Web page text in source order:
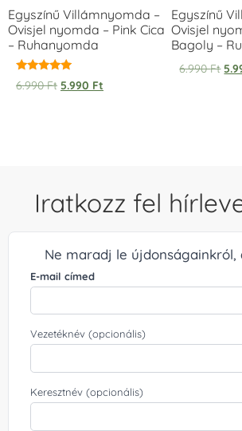
Egyszínű Villámnyomda –
Ovisjel nyomda – Pink Cica
– Ruhanyomda
Értékelés:
5.00
6.990Ft 5.990 Ft
Egyszínű
Ovisjel
Bagoly –
6.990Ft
Iratkozz fel
Ne maradj le újdonságainkról,
E-mail címed
Vezetéknév (opcionális)
Keresztnév (opcionális)